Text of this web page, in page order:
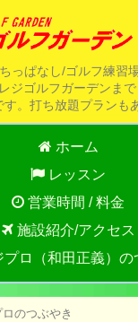
っぱなし/ゴルフ練習
ジゴルフガーデンま
す。打ち放題プランも
ホーム
レッスン
営業時間 / 料金
施設紹介/アクセス
プロ（和田正義）の
のつぶやき